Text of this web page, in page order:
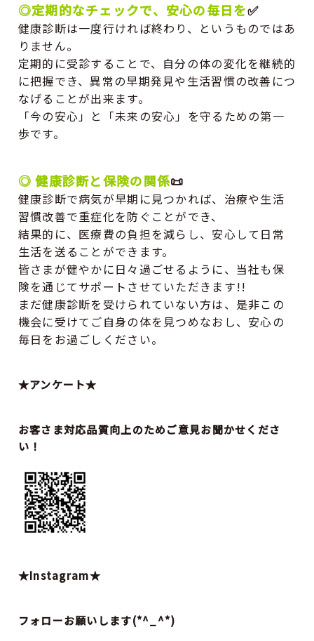
◎定期的なチェックで、安心の毎日を✅
健康診断は一度行ければ終わり、というものではあ
りません。
定期的に受診することで、自分の体の変化を継続的
に把握でき、異常の早期発見や生活習慣の改善につ
なげることが出来ます。
「今の安心」と「未来の安心」を守るための第一
歩です。
◎ 健康診断と保険の関係📜
健康診断で病気が早期に見つかれば、治療や生活
習慣改善で重症化を防ぐことができ、
結果的に、医療費の負担を減らし、安心して日常
生活を送ることができます。
皆さまが健やかに日々過ごせるように、当社も保
険を通じてサポートさせていただきます!!
まだ健康診断を受けられていない方は、是非この
機会に受けてご自身の体を見つめなおし、安心の
毎日をお過ごしください。
★アンケート★
お客さま対応品質向上のためご意見お聞かせくださ
い！
★Instagram★
フォローお願いします(*^_^*)